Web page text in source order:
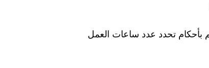
بأحكام تحدد عدد ساعات العمل